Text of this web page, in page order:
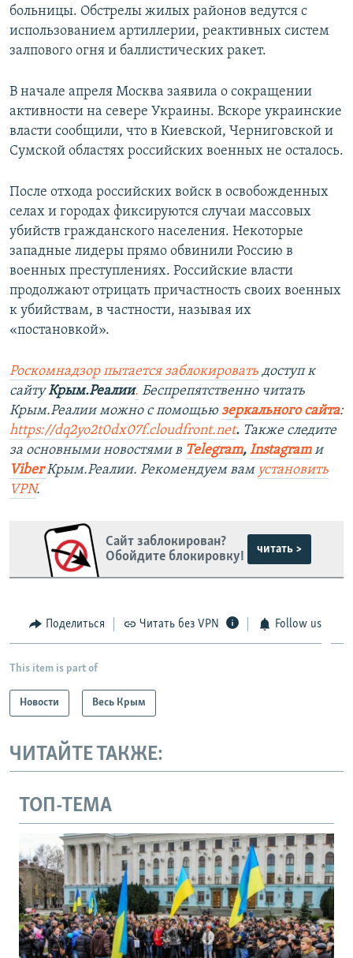
больницы. Обстрелы жилых районов ведутся с
использованием артиллерии, реактивных систем
залпового огня и баллистических ракет.
В начале апреля Москва заявила о сокращении
активности на севере Украины. Вскоре украинские
власти сообщили, что в Киевской, Черниговской и
Сумской областях российских военных не осталось.
После отхода российских войск в освобожденных
селах и городах фиксируются случаи массовых
убийств гражданского населения. Некоторые
западные лидеры прямо обвинили Россию в
военных преступлениях. Российские власти
продолжают отрицать причастность своих военных
к убийствам, в частности, называя их
«постановкой».
Роскомнадзор пытается заблокировать доступ к
сайтуКрым.Реалии. Беспрепятственно читать
Крым.Реалии можно с помощью зеркального сайта:
https://dq2yo2t0dx07f.cloudfront.net. Также следите
за основными новостями в Telegram, Instagramи
ViberКрым.Реалии. Рекомендуем вам установить
VPN.
Сайт заблокирован?
Обойдите блокировку!
читать >
Поделиться Читать без VPN Follow us
This item is part of
Новости Весь Крым
ЧИТАЙТЕ ТАКЖЕ:
ТОП-ТЕМА